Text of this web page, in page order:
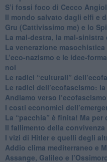
S’i fossi foco di Cecco
​Il mondo salvato dagli elfi e
Gru (Cattivissimo me) e lo
​La mal-destra, la mal-
​La venerazione
​L’eco-nazismo e le idee-
noi
​Le radici “culturali”
Le radici dell’ecofascismo:
Andiamo verso
I costi economici
​La “pacchia” è finita! Ma per
​Il fallimento della
​I vizi di Hitler e quelli degli
Addio clima mediterraneo e
​Assange, Galileo e